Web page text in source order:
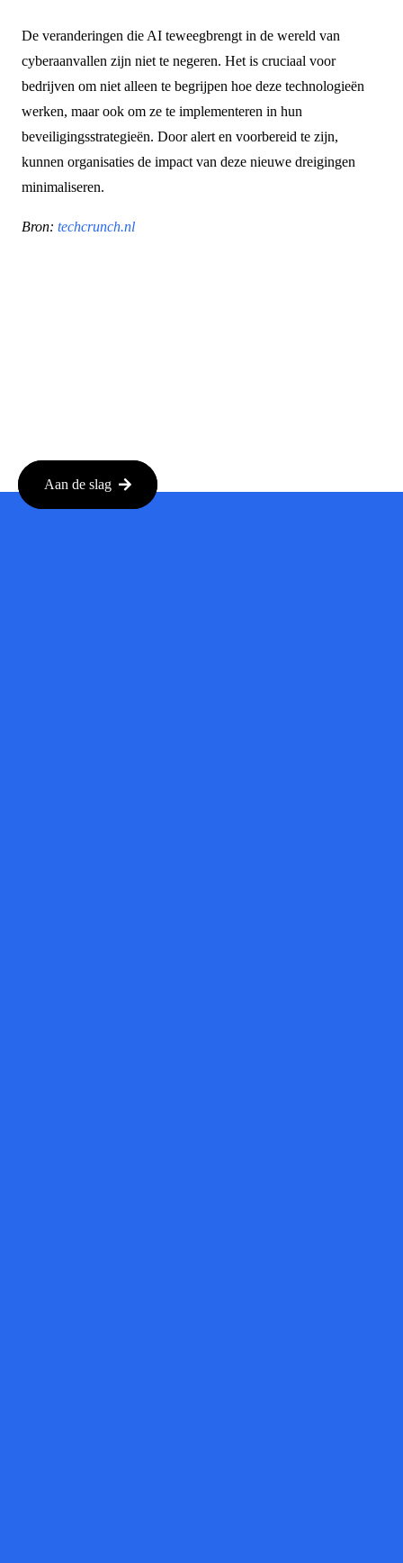
De veranderingen die AI teweegbrengt in de wereld van
cyberaanvallen zijn niet te negeren. Het is cruciaal voor
bedrijven om niet alleen te begrijpen hoe deze technologieën
werken, maar ook om ze te implementeren in hun
beveiligingsstrategieën. Door alert en voorbereid te zijn,
kunnen organisaties de impact van deze nieuwe dreigingen
minimaliseren.
Bron: techcrunch.nl
Aan de slag